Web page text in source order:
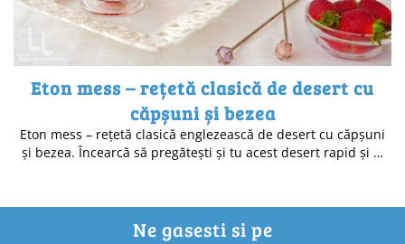
Eton mess – rețetă clasică de desert cu
căpșuni și bezea
Eton mess – rețetă clasică englezească de desert cu căpșuni
și bezea. Încearcă să pregătești și tu acest desert rapid și …
Ne gasesti si pe